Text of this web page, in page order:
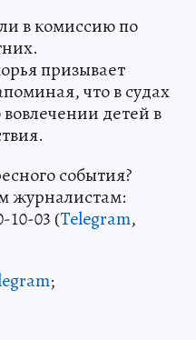
в комиссию по
призывает
что в судах
детей в
события?
журналистам:
10-03 (Telegram,
;